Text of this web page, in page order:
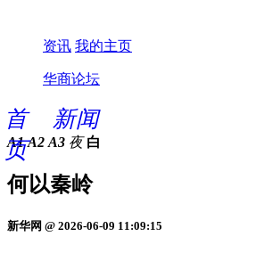
资讯 我的主页
华商论坛
首
页
新闻
A1 A2 A3 夜 白
何以秦岭
新华网 @ 2026-06-09 11:09:15